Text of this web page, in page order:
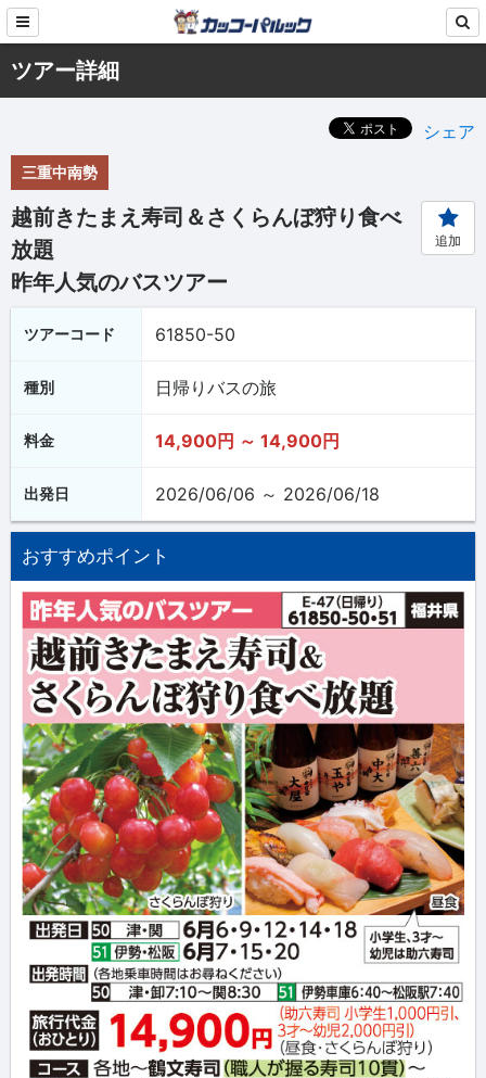
ツアー詳細
シェア
三重中南勢
越前きたまえ寿司＆さくらんぼ狩り食べ
放題
昨年人気のバスツアー
追加
ツアーコード 61850-50
種別 日帰りバスの旅
料金 14,900円 ～ 14,900円
出発日 2026/06/06 ～ 2026/06/18
おすすめポイント